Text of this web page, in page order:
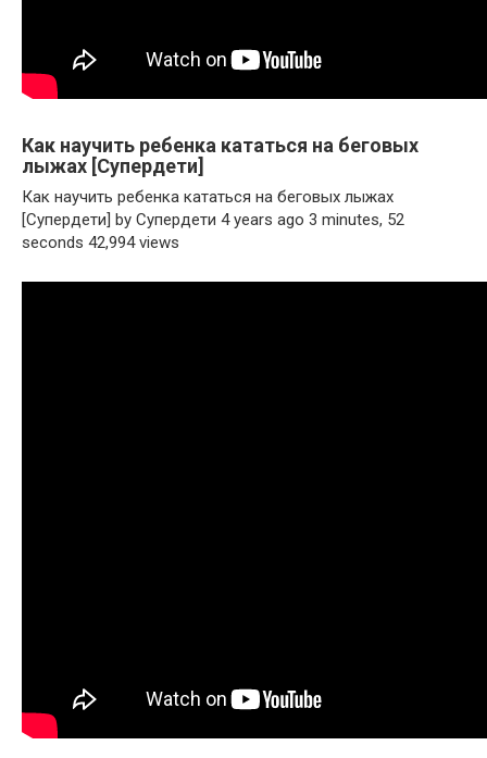
Как научить ребенка кататься на беговых
лыжах [Супердети]
Как научить ребенка кататься на беговых лыжах
[Супердети] by Супердети 4 years ago 3 minutes, 52
seconds 42,994 views